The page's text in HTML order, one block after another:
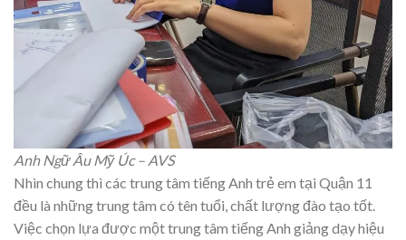
Anh Ngữ Âu Mỹ Úc – AVS
Nhìn chung thì các trung tâm tiếng Anh trẻ em tại Quận 11
đều là những trung tâm có tên tuổi, chất lượng đào tạo tốt.
Việc chọn lựa được một trung tâm tiếng Anh giảng dạy hiệu